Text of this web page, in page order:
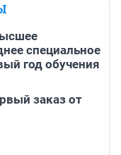
специальное
год обучения
заказ от